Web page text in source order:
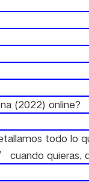
(2022) online?
todo lo
cuando quieras,